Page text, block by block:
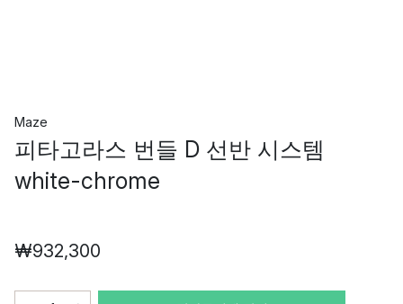
Maze
피타고라스 번들 D 선반 시스템
white-chrome
₩932,300